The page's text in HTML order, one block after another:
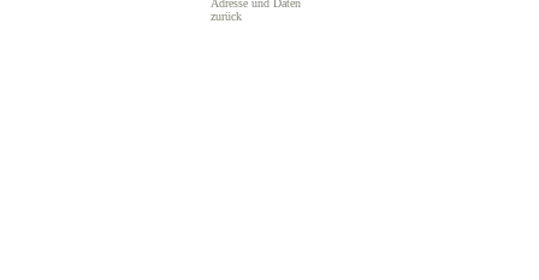
zurück